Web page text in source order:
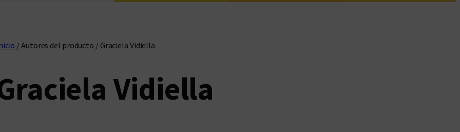
/ Autores del producto / Graciela Vidiella
Vidiella